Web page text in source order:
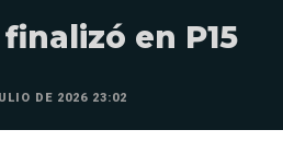
en P15
DE 2026 23:02